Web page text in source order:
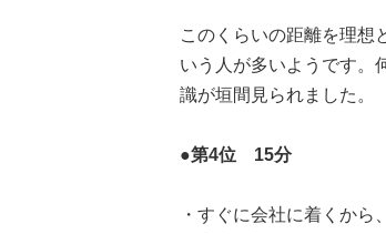
このくらいの距離を理想
いう人が多いようです。
識が垣間見られました。
●第4位 15分
・すぐに会社に着くから